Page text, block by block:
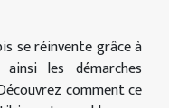
se réinvente grâce à
les démarches
comment ce